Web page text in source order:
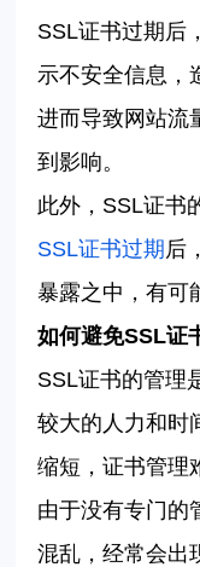
SSL证书过期后
示不安全信息，
进而导致网站流
到影响。
此外， SSL证书
SSL证书过期后
暴露之中，有可
如何避免SSL证
SSL证书的管理
较大的人力和时
缩短，证书管理
由于没有专门的
混乱，经常会出